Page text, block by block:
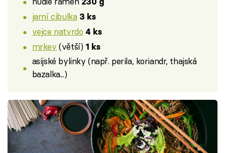
jarní cibulka 3 ks
vejce natvrdo 4 ks
mrkev (větší) 1 ks
asijské bylinky (např. perila, koriandr, thajská
bazalka...)